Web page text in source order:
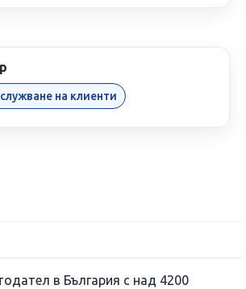
на клиенти
в България с над 4200